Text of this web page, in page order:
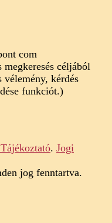
com
céljából
kérdés
funkciót.)
. Jogi
jog fenntartva.